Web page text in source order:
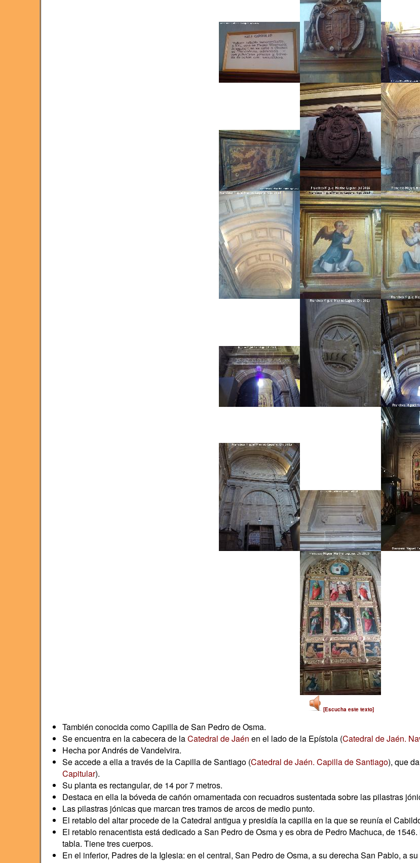
[Escucha este texto]
También conocida como Capilla de San Pedro de Osma.
Se encuentra en la cabecera de laCatedral de Jaén en el lado de la Epístola (Catedral de Jaén.
Hecha por Andrés de Vandelvira.
Se accede a ella a través de la Capilla de Santiago (Catedral de Jaén. Capilla de Santiago), que
Capitular).
Su planta es rectangular, de 14 por 7 metros.
Destaca en ella la bóveda de cañón ornamentada con recuadros sustentada sobre las pilastras
Las pilastras jónicas que marcan tres tramos de arcos de medio punto.
El retablo del altar procede de la Catedral antigua y presidía la capilla en la que se reunía el
El retablo renacentista está dedicado a San Pedro de Osma y es obra de Pedro Machuca, de
tabla. Tiene tres cuerpos.
En el inferior, Padres de la Iglesia: en el central, San Pedro de Osma, a su derecha San Pablo, a